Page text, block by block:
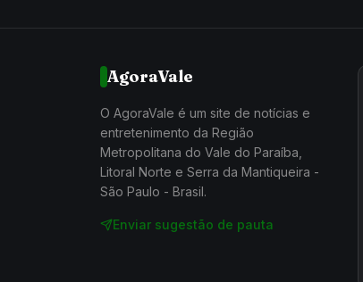
AgoraVale
O AgoraVale é um site de notícias e
entretenimento da Região
Metropolitana do Vale do Paraíba,
Litoral Norte e Serra da Mantiqueira -
São Paulo - Brasil.
Enviar sugestão de pauta